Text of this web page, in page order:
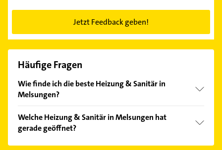
Jetzt Feedback geben!
Häufige Fragen
Wie finde ich die beste Heizung & Sanitär in
Melsungen?
Kundenmeinungen und profitieren Sie von den
Empfehlungen. Die Suchergebnisse können Sie sich
einfach nachBewertungensortiert anzeigen lassen.
Welche Heizung & Sanitär in Melsungen hat
gerade geöffnet?
Im Anbieter-Bereich finden Sie alleÖffnungszeiten.